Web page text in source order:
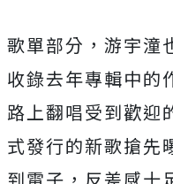
歌單部分，游宇潼
收錄去年專輯中的
路上翻唱受到歡迎
式發行的新歌搶先
到電子， 反差感十